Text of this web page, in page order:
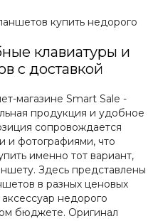
клавиатуры и
с доставкой
магазине Smart Sale -
продукция и удобное
сопровождается
и фотографиями, что
именно тот вариант,
Здесь представлены
в разных ценовых
недорого
бюджете. Оригинал